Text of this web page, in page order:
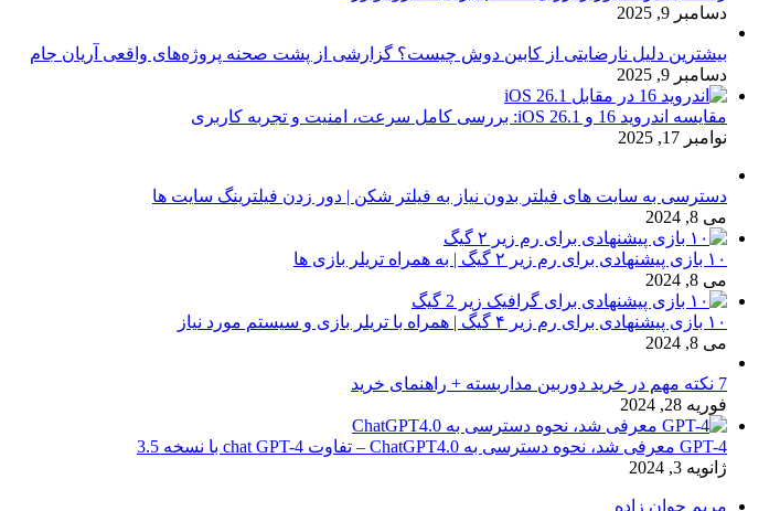
دسامبر 9, 2025
بیشترین دلیل نارضایتی از کابین دوش چیست؟ گزارشی از پشت صحنه پروژه‌های واقعی آریان جام
دسامبر 9, 2025
مقایسه اندروید 16 و iOS 26.1: بررسی کامل سرعت، امنیت و تجربه کاربری
نوامبر 17, 2025
دسترسی به سایت های فیلتر بدون نیاز به فیلتر شکن | دور زدن فیلترینگ سایت ها
می 8, 2024
۱۰ بازی پیشنهادی برای رم زیر ۲ گیگ | به همراه تریلر بازی ها
می 8, 2024
۱۰ بازی پیشنهادی برای رم زیر ۴ گیگ | همراه با تریلر بازی و سیستم مورد نیاز
می 8, 2024
7 نکته مهم در خرید دوربین مداربسته + راهنمای خرید
فوریه 28, 2024
GPT-4 معرفی شد، نحوه دسترسی به ChatGPT4.0 – تفاوت chat GPT-4 با نسخه 3.5
ژانویه 3, 2024
مریم جوان زاده